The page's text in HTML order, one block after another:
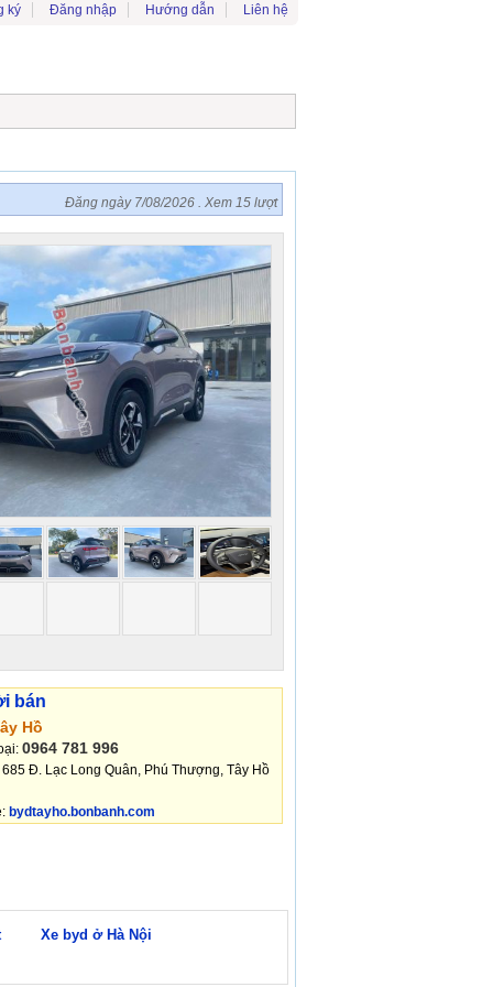
ký Đăng nhập Hướng dẫn Liên hệ
Đăng ngày 7/08/2026 . Xem 15 lượt
bán
Hồ
0964 781 996
Đ. Lạc Long Quân, Phú Thượng, Tây Hồ
bydtayho.bonbanh.com
Xe byd ở Hà Nội